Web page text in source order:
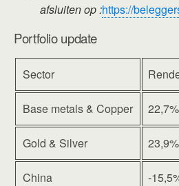
afsluiten op :https://
Portfolio update
Sector
Base metals & Copper 22,7%
Gold & Silver 23,9%
China -